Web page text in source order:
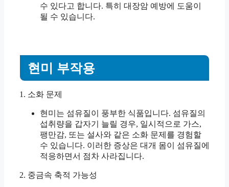
수 있다고 합니다. 특히 대장암 예방에 도움이
될 수 있습니다.
현미 부작용
1. 소화 문제
현미는 섬유질이 풍부한 식품입니다. 섬유질의
섭취량을 갑자기 늘릴 경우, 일시적으로 가스,
팽만감, 또는 설사와 같은 소화 문제를 경험할
수 있습니다. 이러한 증상은 대개 몸이 섬유질에
적응하면서 점차 사라집니다.
2. 중금속 축적 가능성